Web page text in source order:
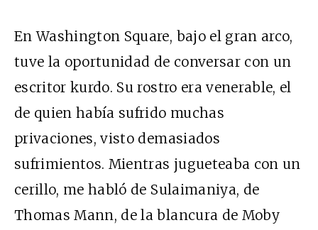
En Washington Square, bajo el gran arco,
tuve la oportunidad de conversar con un
escritor kurdo. Su rostro era venerable, el
de quien había sufrido muchas
privaciones, visto demasiados
sufrimientos. Mientras jugueteaba con un
cerillo, me habló de Sulaimaniya, de
Thomas Mann, de la blancura de Moby